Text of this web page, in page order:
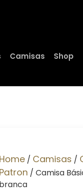
Camisas Shop
Home / Camisas /
Patron / Camisa
branca